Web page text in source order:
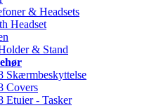
& Headsets
Headset
& Stand
Skærmbeskyttelse
Covers
Etuier - Tasker